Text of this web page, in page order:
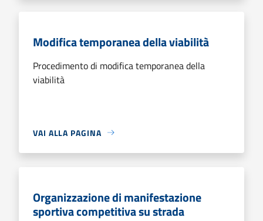
Modifica temporanea della viabilità
Procedimento di modifica temporanea della
viabilità
VAI ALLA PAGINA
Organizzazione di manifestazione
sportiva competitiva su strada